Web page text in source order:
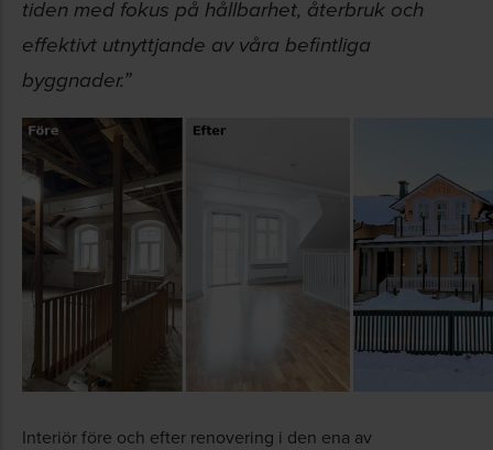
tiden med fokus på hållbarhet, återbruk och
effektivt utnyttjande av våra befintliga
byggnader.”
Interiör före och efter renovering i den ena av